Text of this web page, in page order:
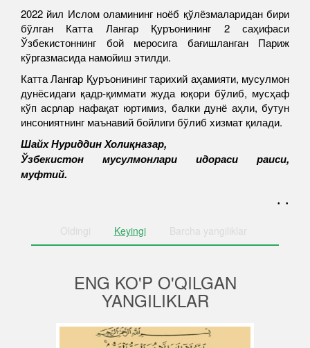
2022 йил Ислом оламининг ноёб қўлёзмаларидан бири
бўлган Катта Лангар Қуръонининг 2 саҳифаси
Ўзбекистоннинг бой меросига бағишланган Париж
кўргазмасида намойиш этилди.
Катта Лангар Қуръонининг тарихий аҳамияти, мусулмон
дунёсидаги қадр-қиммати жуда юқори бўлиб, мусҳаф
кўп асрлар нафақат юртимиз, балки дунё аҳли, бутун
инсониятнинг маънавий бойлиги бўлиб хизмат қилади.
Шайх Нуриддин Холиқназар,
Ўзбекистон мусулмонлари идораси раиси,
муфтий.
. .
Oldingi Keyingi Barcha yangiliklar
ENG KO'P O'QILGAN
YANGILIKLAR